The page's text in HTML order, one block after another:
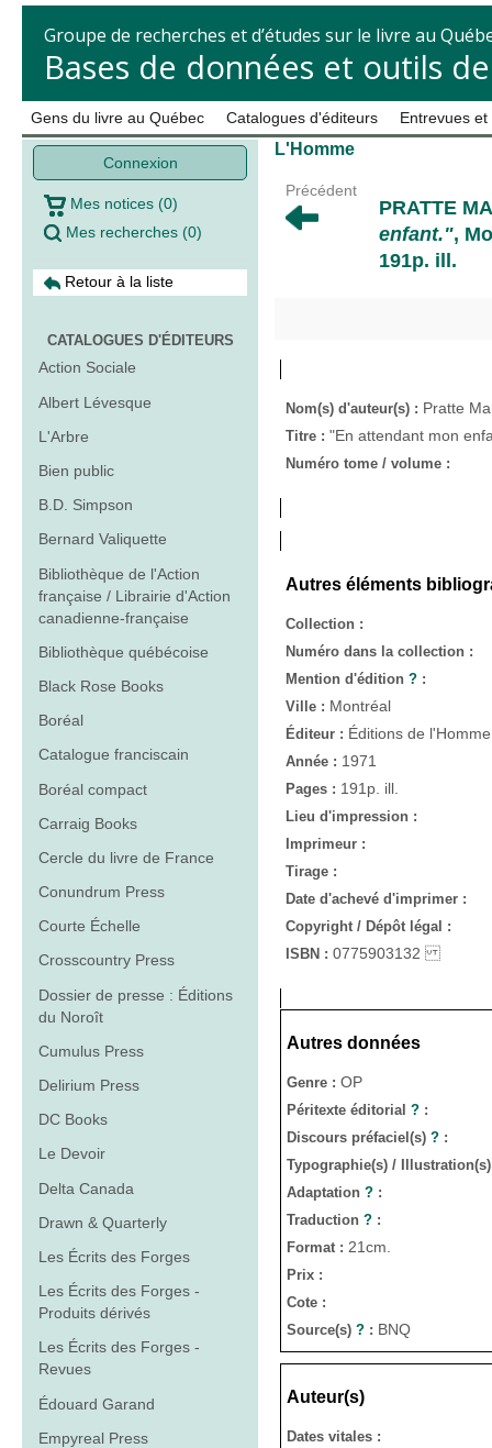
Groupe de recherches et d’études sur le livre au
Bases de données et outils
Gens du livre au Québec Catalogues d'éditeurs Entrevues
Connexion
Mes notices (0)
Mes recherches (0)
Retour à la liste
CATALOGUES D'ÉDITEURS
Action Sociale
Albert Lévesque
L'Arbre
Bien public
B.D. Simpson
Bernard Valiquette
Bibliothèque de l'Action
française / Librairie d'Action
canadienne-française
Bibliothèque québécoise
Black Rose Books
Boréal
Catalogue franciscain
Boréal compact
Carraig Books
Cercle du livre de France
Conundrum Press
Courte Échelle
Crosscountry Press
Dossier de presse : Éditions
du Noroît
Cumulus Press
Delirium Press
DC Books
Le Devoir
Delta Canada
Drawn & Quarterly
Les Écrits des Forges
Les Écrits des Forges -
Produits dérivés
Les Écrits des Forges -
Revues
Édouard Garand
Empyreal Press
L'Homme
Précédent
PRATTE
enfant.",
191p. ill.
Nom(s) d'auteur(s) : Pratte
Titre : "En attendant mon
Numéro tome / volume :
Autres éléments
Collection :
Numéro dans la collection :
Mention d'édition ? :
Ville : Montréal
Éditeur : Éditions de
Année : 1971
Pages : 191p. ill.
Lieu d'impression :
Imprimeur :
Tirage :
Date d'achevé d'imprimer :
Copyright / Dépôt légal :
ISBN : 0775903132
Autres données
Genre : OP
Péritexte éditorial ? :
Discours préfaciel(s) ? :
Typographie(s) /
Adaptation ? :
Traduction ? :
Format : 21cm.
Prix :
Cote :
Source(s) ? : BNQ
Auteur(s)
Dates vitales :